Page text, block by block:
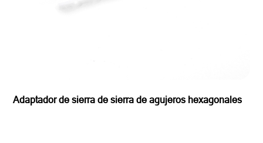
Adaptador de sierra de sierra de agujeros hexagonales